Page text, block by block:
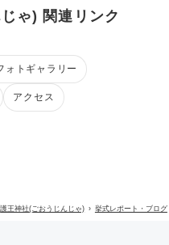
ゃ) 関連リンク
ォトギャラリー
アクセス
護王神社(ごおうじんじゃ) 挙式レポート・ブログ